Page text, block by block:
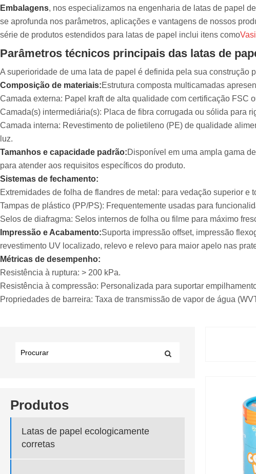
Embalagens, nos especializamos na engenharia de latas de papel
se aprofunda nos parâmetros, aplicações e vantagens de nossos
série de produtos estendidos para latas de papel inclui itens como
Parâmetros técnicos principais das latas de
A superioridade de uma lata de papel é definida pela sua
Composição de materiais:Estrutura composta multicamadas
Camada externa: Papel kraft de alta qualidade com certificação FSC
Camada(s) intermediária(s): Placa de fibra corrugada ou sólida para
Camada interna: Revestimento de polietileno (PE) de qualidade
luz.
Tamanhos e capacidade padrão:Disponível em uma ampla gama
para atender aos requisitos específicos do produto.
Sistemas de fechamento:
Extremidades de folha de flandres de metal: para vedação superior e
Tampas de plástico (PP/PS): Frequentemente usadas para
Selos de diafragma: Selos internos de folha ou filme para máximo
Impressão e Acabamento:Suporta impressão offset, impressão
revestimento UV localizado, relevo e relevo para maior apelo nas
Métricas de desempenho:
Resistência à ruptura: > 200 kPa.
Resistência à compressão: Personalizada para suportar
Propriedades de barreira: Taxa de transmissão de vapor de água
Produtos
Latas de papel ecologicamente
corretas